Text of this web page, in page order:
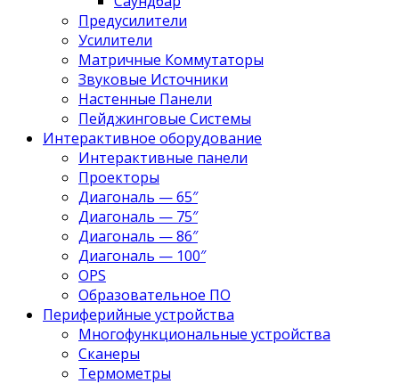
Предусилители
Усилители
Матричные Коммутаторы
Звуковые Источники
Настенные Панели
Пейджинговые Системы
Интерактивное оборудование
Интерактивные панели
Проекторы
Диагональ — 65″
Диагональ — 75″
Диагональ — 86″
Диагональ — 100″
OPS
Образовательное ПО
Периферийные устройства
Многофункциональные устройства
Сканеры
Термометры